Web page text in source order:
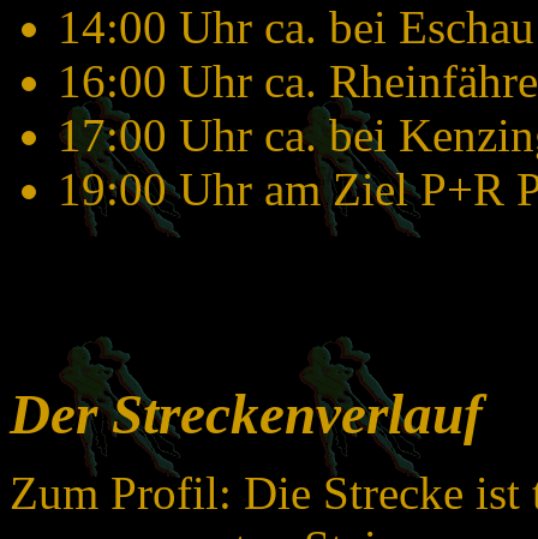
14:00 Uhr ca. bei Eschau
16:00 Uhr ca.
17:00 Uhr ca. bei
19:00 Uhr am Ziel P+R
Der Streckenverlauf
Zum Profil: Die Strecke ist